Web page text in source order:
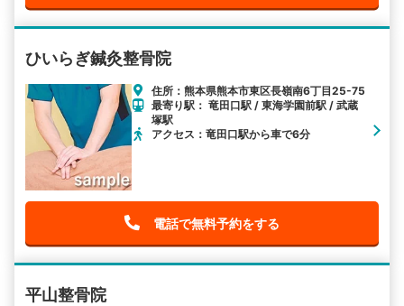
ひいらぎ鍼灸整骨院
住所：熊本県熊本市東区長嶺南6丁目25-75
最寄り駅： 竜田口駅 / 東海学園前駅 / 武蔵
塚駅
アクセス：竜田口駅から車で6分
電話で無料予約をする
平山整骨院